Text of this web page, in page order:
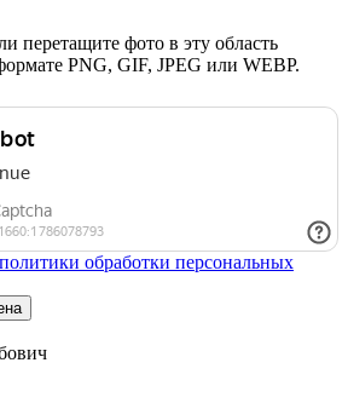
перетащите фото в эту область
PNG, GIF, JPEG или WEBP.
политики обработки персональных